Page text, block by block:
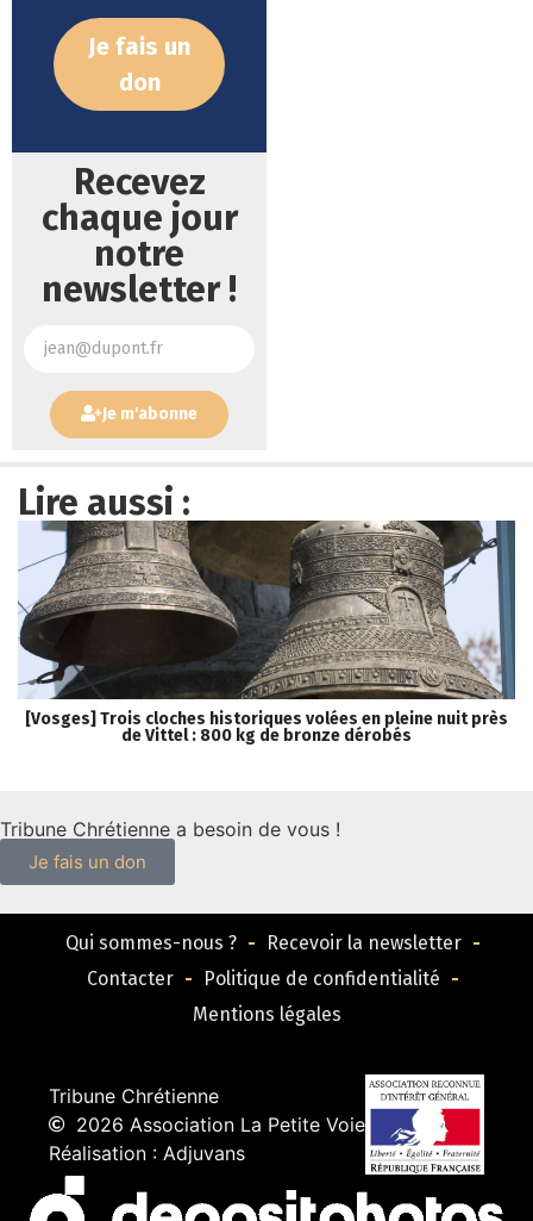
Je fais un
don
Recevez
chaque jour
notre
newsletter !
Je m'abonne
Lire aussi :
[Vosges] Trois cloches historiques volées en pleine nuit près
de Vittel : 800 kg de bronze dérobés
Tribune Chrétienne a besoin de vous !
Je fais un don
Qui sommes-nous ?
Recevoir la newsletter
Contacter
Politique de confidentialité
Mentions légales
Tribune Chrétienne
2026 Association La Petite Voie
Réalisation : Adjuvans